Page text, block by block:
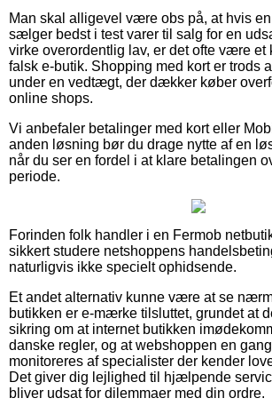
Man skal alligevel være obs på, at hvis
sælger bedst i test varer til salg for en
virke overordentlig lav, er det ofte være et
falsk e-butik. Shopping med kort er trods
under en vedtægt, der dækker køber
online shops.
Vi anbefaler betalinger med kort eller
anden løsning bør du drage nytte af en
når du ser en fordel i at klare betalingen
periode.
Forinden folk handler i en Fermob
sikkert studere netshoppens
naturligvis ikke specielt ophidsende.
Et andet alternativ kunne være at se
butikken er e-mærke tilsluttet, grundet at
sikring om at internet butikken
danske regler, og at webshoppen en
monitoreres af specialister der kender
Det giver dig lejlighed til hjælpende
bliver udsat for dilemmaer med din ordre.